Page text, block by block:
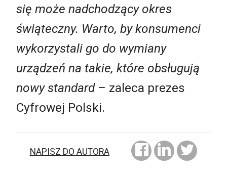
się może nadchodzący okres
świąteczny. Warto, by konsumenci
wykorzystali go do wymiany
urządzeń na takie, które obsługują
nowy standard – zaleca prezes
Cyfrowej Polski.
NAPISZ DO AUTORA